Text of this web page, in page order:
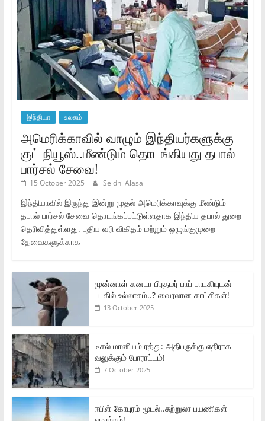
இந்தியா உலகம்
அமெரிக்காவில் வாழும் இந்தியர்களுக்கு
குட் நியூஸ்..மீண்டும் தொடங்கியது தபால்
பார்சல் சேவை!
15 October 2025 Seidhi Alasal
இந்தியாவில் இருந்து இன்று முதல் அமெரிக்காவுக்கு மீண்டும்
தபால் பார்சல் சேவை தொடங்கப்பட்டுள்ளதாக இந்திய தபால் துறை
தெரிவித்துள்ளது. புதிய வரி விகிதம் மற்றும் ஒழுங்குமுறை
தேவைகளுக்காக
முன்னாள் கனடா பிரதமர் பாப் பாடகியுடன்
படகில் உல்லாசம்..? வைரலான காட்சிகள்!
13 October 2025
டீசல் மானியம் ரத்து: அதிபருக்கு எதிராக
வலுக்கும் போராட்டம்!
7 October 2025
ஈபிள் கோபுரம் மூடல்..சுற்றுலா பயணிகள்